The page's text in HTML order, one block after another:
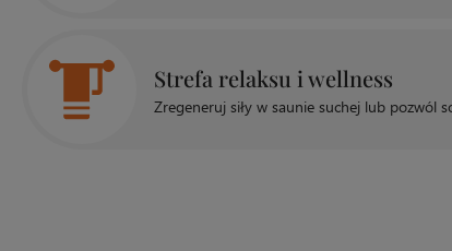
Strefa relaksu i wellness
Zregeneruj siły w saunie suchej lub pozwól